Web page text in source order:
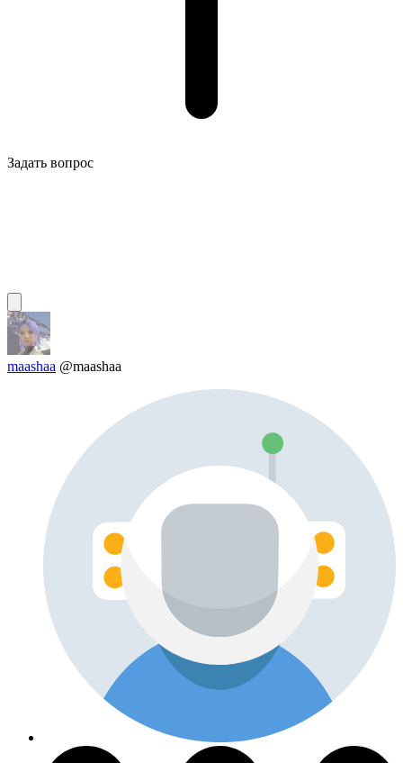
Задать вопрос
maashaa @maashaa